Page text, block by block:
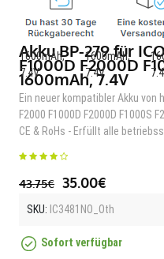
Akku BP-279 für
F1000D F2000D
1600mAh, 7.4V
Ein neuer kompatibler Akku von
F2000 F1000D F2000D F1000S
CE & RoHs - Erfüllt alle
43.75€ 35.00€
SKU: IC3481NO_Oth
Sofort verfügbar